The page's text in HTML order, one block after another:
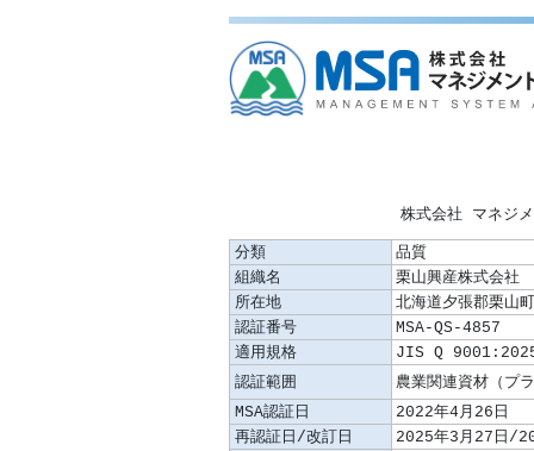
株式会社 マネジ
分類
品質
組織名
栗山興産株式会
所在地
北海道夕張郡栗山
認証番号
MSA-QS-4857
適用規格
JIS Q
認証範囲
MSA認証日
2022年4月26日
再認証日/改訂日
2025年3月27日/